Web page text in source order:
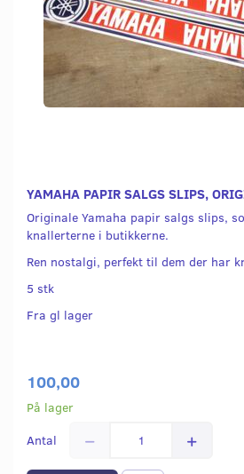
YAMAHA PAPIR SALGS SLIPS,
Originale Yamaha papir salgs slips,
knallerterne i butikkerne.
Ren nostalgi, perfekt til dem der har
5 stk
Fra gl lager
100,00
På lager
Antal